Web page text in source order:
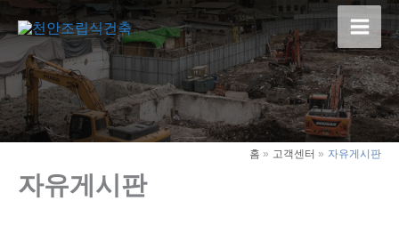
텐
츠
로
건
너
Main
홈 고객센터 자유게시판
자유게시판